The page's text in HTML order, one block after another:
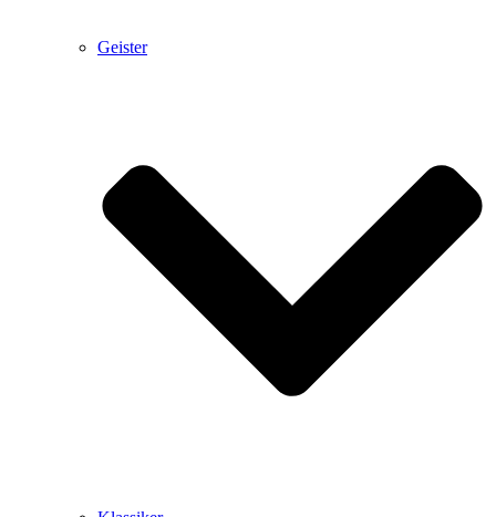
Geister